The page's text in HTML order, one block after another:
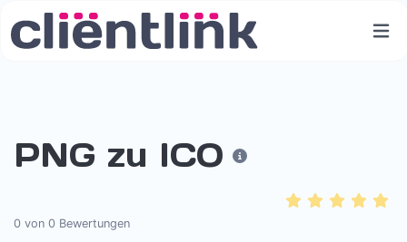
PNG zu ICO
0 von 0 Bewertungen